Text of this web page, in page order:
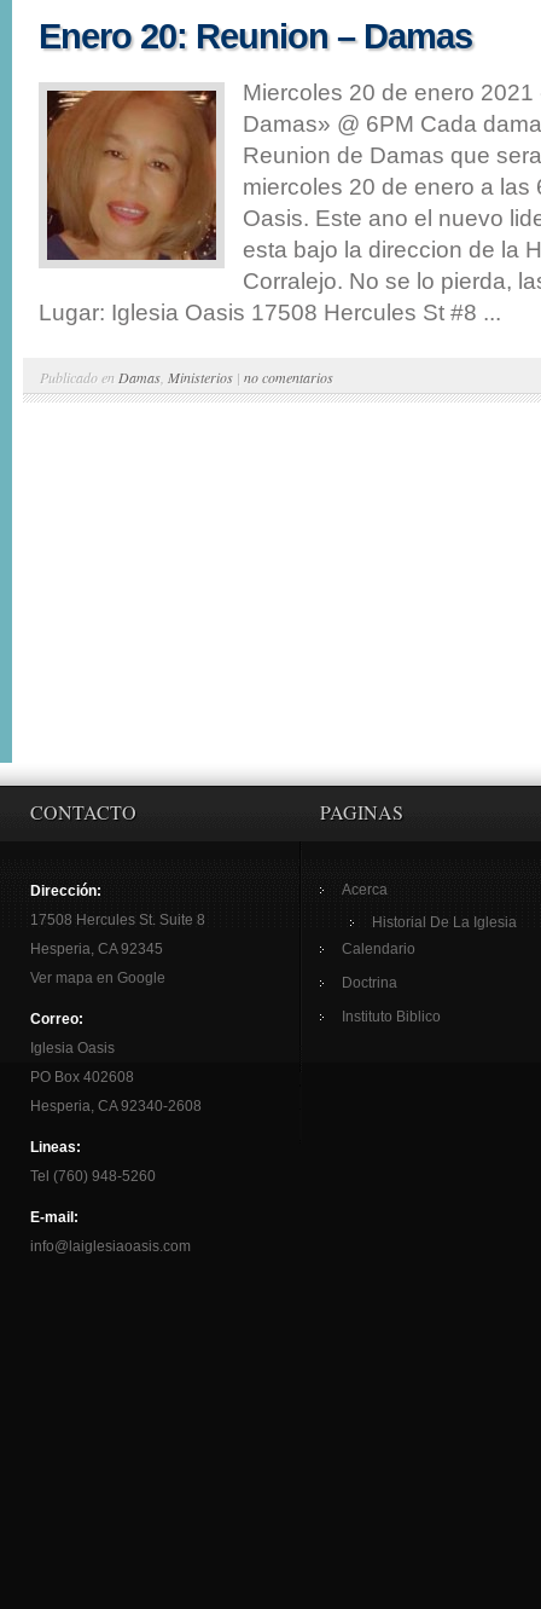
Enero 20: Reunion – Damas
Miercoles 20 de enero
Damas» @ 6PM Cada
Reunion de Damas que
miercoles 20 de enero a las
Oasis. Este ano el nuevo
esta bajo la direccion de la
Corralejo. No se lo pierda,
Lugar: Iglesia Oasis 17508 Hercules St #8 ...
Publicado en Damas Ministerios | no comentarios
CONTACTO
Dirección:
17508 Hercules St. Suite 8
Hesperia, CA 92345
Ver mapa en Google
Correo:
Iglesia Oasis
PO Box 402608
Hesperia, CA 92340-2608
Lineas:
Tel (760) 948-5260
E-mail:
info@laiglesiaoasis.com
PAGINAS
Acerca
Historial De La Iglesia
Calendario
Doctrina
Instituto Biblico